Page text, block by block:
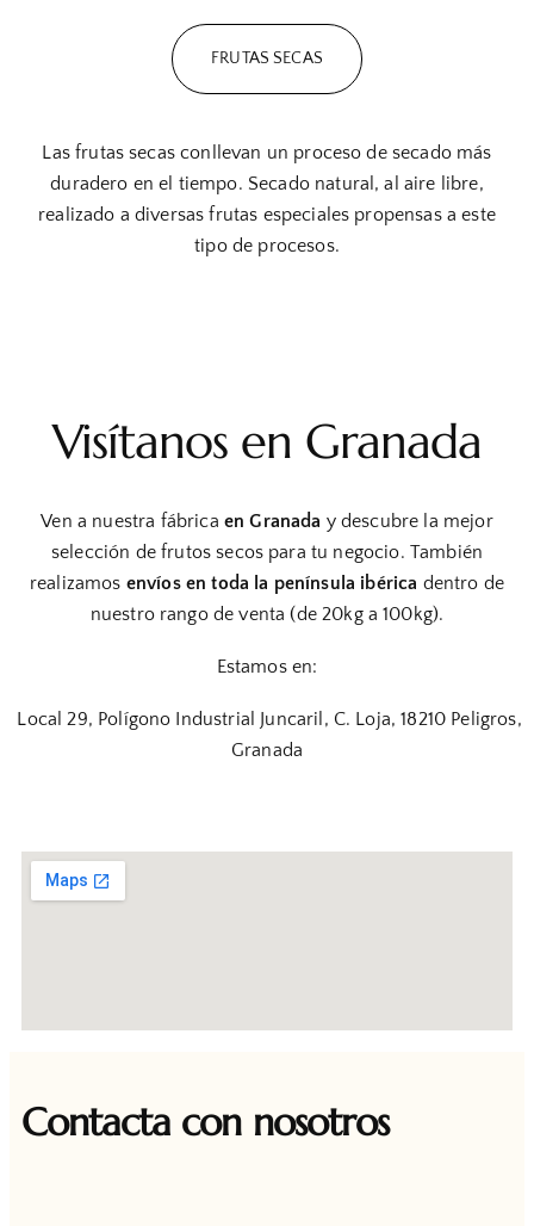
FRUTAS SECAS
Las frutas secas conllevan un proceso de secado más
duradero en el tiempo. Secado natural, al aire libre,
realizado a diversas frutas especiales propensas a este
tipo de procesos.
Visítanos en Granada
Ven a nuestra fábrica en Granada y descubre la mejor
selección de frutos secos para tu negocio. También
realizamos envíos en toda la península ibérica dentro de
nuestro rango de venta (de 20kg a 100kg).
Estamos en:
Local 29, Polígono Industrial Juncaril, C. Loja, 18210 Peligros,
Granada
Contacta con nosotros